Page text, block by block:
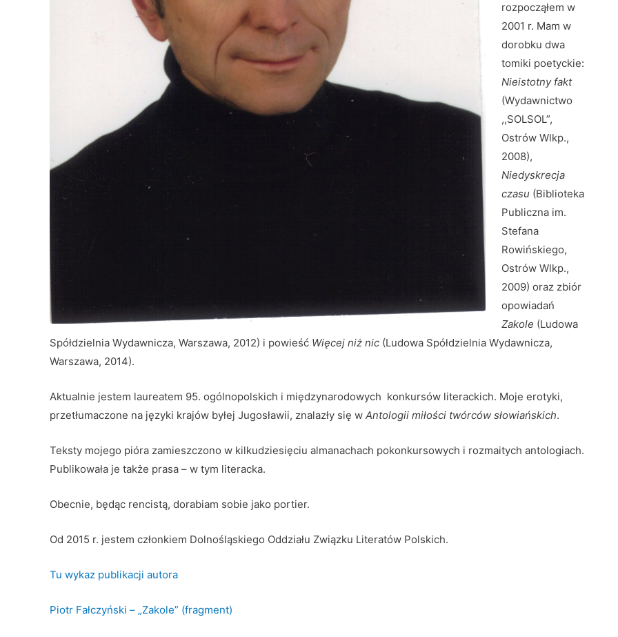
rozpocząłem w
2001 r. Mam w
dorobku dwa
tomiki poetyckie:
Nieistotny fakt
(Wydawnictwo
,,SOLSOL”,
Ostrów Wlkp.,
2008),
Niedyskrecja
czasu (Biblioteka
Publiczna im.
Stefana
Rowińskiego,
Ostrów Wlkp.,
2009) oraz zbiór
opowiadań
Zakole (Ludowa
Spółdzielnia Wydawnicza, Warszawa, 2012) i powieść Więcej niż nic (Ludowa Spółdzielnia Wydawnicza,
Warszawa, 2014).
Aktualnie jestem laureatem 95. ogólnopolskich i międzynarodowych konkursów literackich. Moje erotyki,
przetłumaczone na języki krajów byłej Jugosławii, znalazły się w Antologii miłości twórców słowiańskich.
Teksty mojego pióra zamieszczono w kilkudziesięciu almanachach pokonkursowych i rozmaitych antologiach.
Publikowała je także prasa – w tym literacka.
Obecnie, będąc rencistą, dorabiam sobie jako portier.
Od 2015 r. jestem członkiem Dolnośląskiego Oddziału Związku Literatów Polskich.
Tu wykaz publikacji autora
Piotr Fałczyński – „Zakole” (fragment)